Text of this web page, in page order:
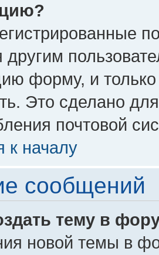
форму, и
Это сделано
почтовой
к началу
сообщений
тему в
новой темы в